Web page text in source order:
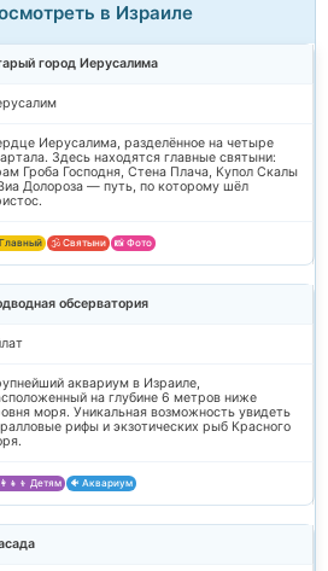
в Израиле
город Иерусалима
Иерусалима, разделённое на четыре
Здесь находятся главные святыни:
Гроба Господня, Стена Плача, Купол Скалы
Долороза — путь, по которому шёл
Главный 🕉️ Святыни 📸 Фото
обсерватория
аквариум в Израиле,
на глубине 6 метров ниже
моря. Уникальная возможность увидеть
рифы и экзотических рыб Красного
Детям 🐠 Аквариум